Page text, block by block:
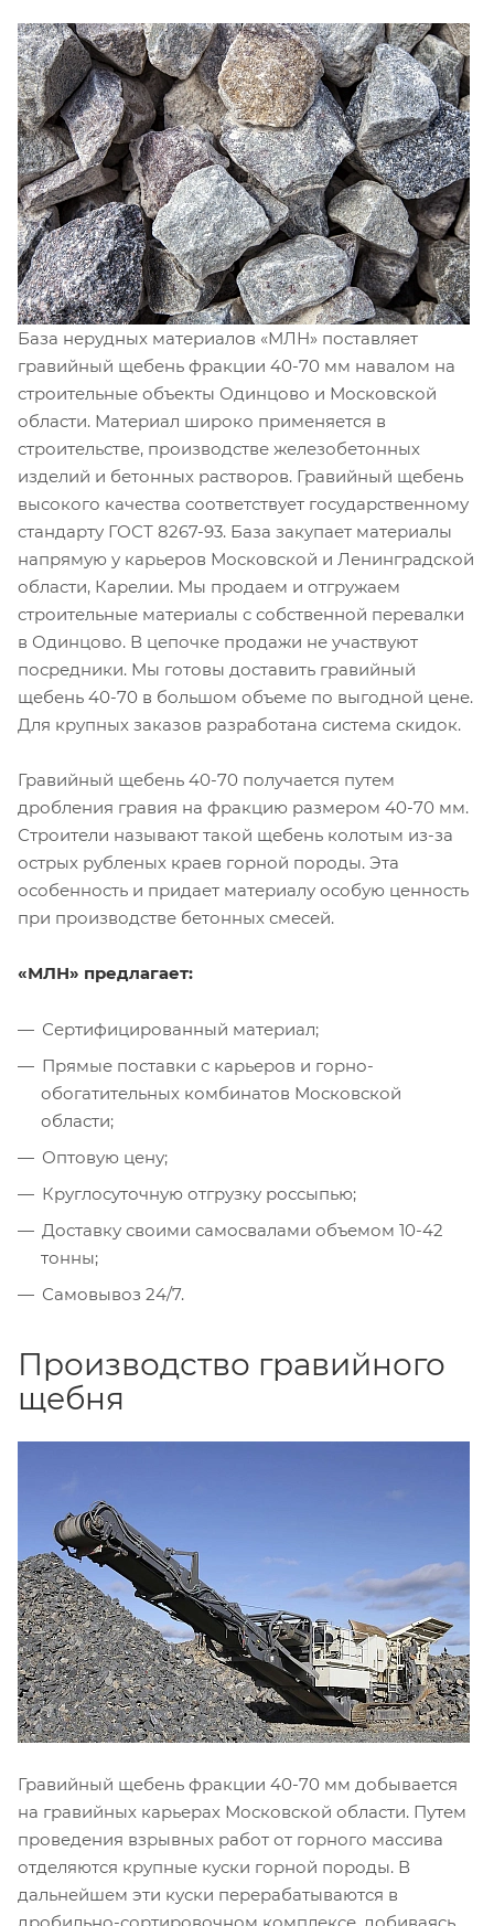
База нерудных материалов «МЛН» поставляет
гравийный щебень фракции 40-70 мм навалом на
строительные объекты Одинцово и Московской
области. Материал широко применяется в
строительстве, производстве железобетонных
изделий и бетонных растворов. Гравийный щебень
высокого качества соответствует государственному
стандарту ГОСТ 8267-93. База закупает материалы
напрямую у карьеров Московской и Ленинградской
области, Карелии. Мы продаем и отгружаем
строительные материалы с собственной перевалки
в Одинцово. В цепочке продажи не участвуют
посредники. Мы готовы доставить гравийный
щебень 40-70 в большом объеме по выгодной цене.
Для крупных заказов разработана система скидок.
Гравийный щебень 40-70 получается путем
дробления гравия на фракцию размером 40-70 мм.
Строители называют такой щебень колотым из-за
острых рубленых краев горной породы. Эта
особенность и придает материалу особую ценность
при производстве бетонных смесей.
«МЛН» предлагает:
Сертифицированный материал;
Прямые поставки с карьеров и горно-
обогатительных комбинатов Московской
области;
Оптовую цену;
Круглосуточную отгрузку россыпью;
Доставку своими самосвалами объемом 10-42
тонны;
Самовывоз 24/7.
Производство гравийного
щебня
Гравийный щебень фракции 40-70 мм добывается
на гравийных карьерах Московской области. Путем
проведения взрывных работ от горного массива
отделяются крупные куски горной породы. В
дальнейшем эти куски перерабатываются в